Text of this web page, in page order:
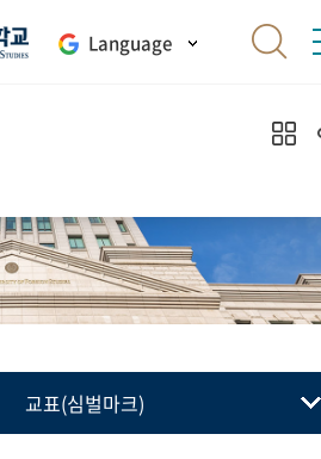
Language
교표(심벌마크)